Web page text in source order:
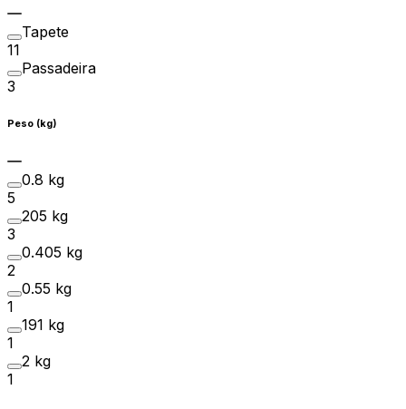
Tapete
11
Passadeira
3
Peso (kg)
0.8 kg
5
205 kg
3
0.405 kg
2
0.55 kg
1
191 kg
1
2 kg
1